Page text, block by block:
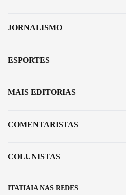
ITATIAIA NAS REDES
JORNALISMO
ESPORTES
MAIS EDITORIAS
COMENTARISTAS
COLUNISTAS